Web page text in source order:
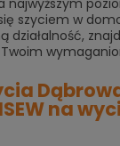
szyciem w
działalność,
na